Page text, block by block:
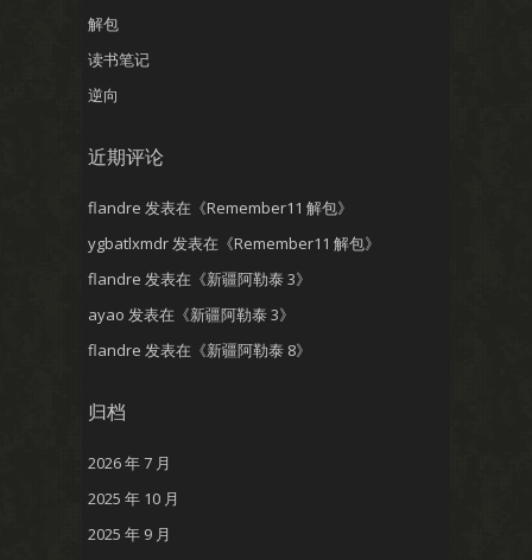
解包
读书笔记
逆向
近期评论
flandre 发表在《Remember11 解包》
ygbatlxmdr 发表在《Remember11 解包》
flandre 发表在《新疆阿勒泰 3》
ayao 发表在《新疆阿勒泰 3》
flandre 发表在《新疆阿勒泰 8》
归档
2026 年 7 月
2025 年 10 月
2025 年 9 月